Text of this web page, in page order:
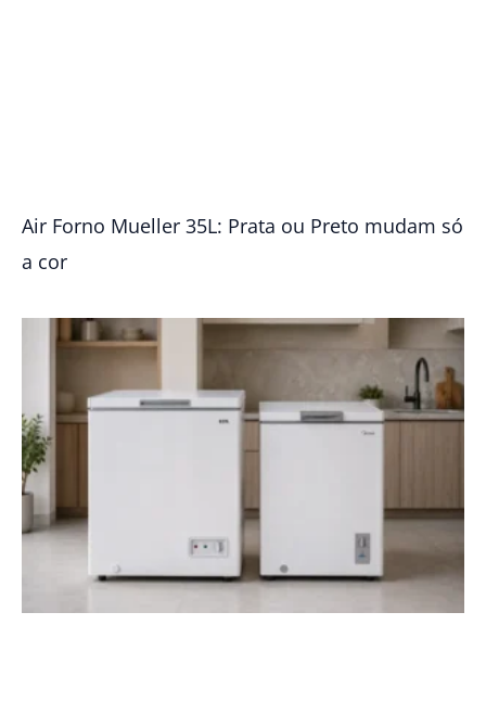
Air Forno Mueller 35L: Prata ou Preto mudam só
a cor